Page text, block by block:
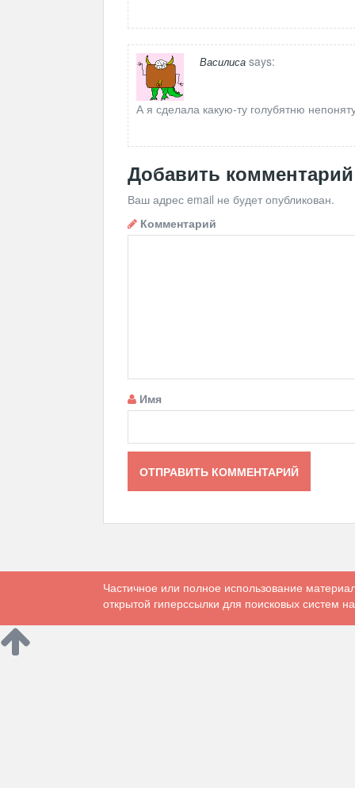
Василиса says:
А я сделала какую-ту голубятню
Добавить комментарий
Ваш адрес email не будет опубликован.
Комментарий
Имя
Частичное или полное использование
открытой гиперссылки для поисковых систем